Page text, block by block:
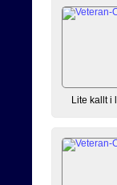
Lite kallt i